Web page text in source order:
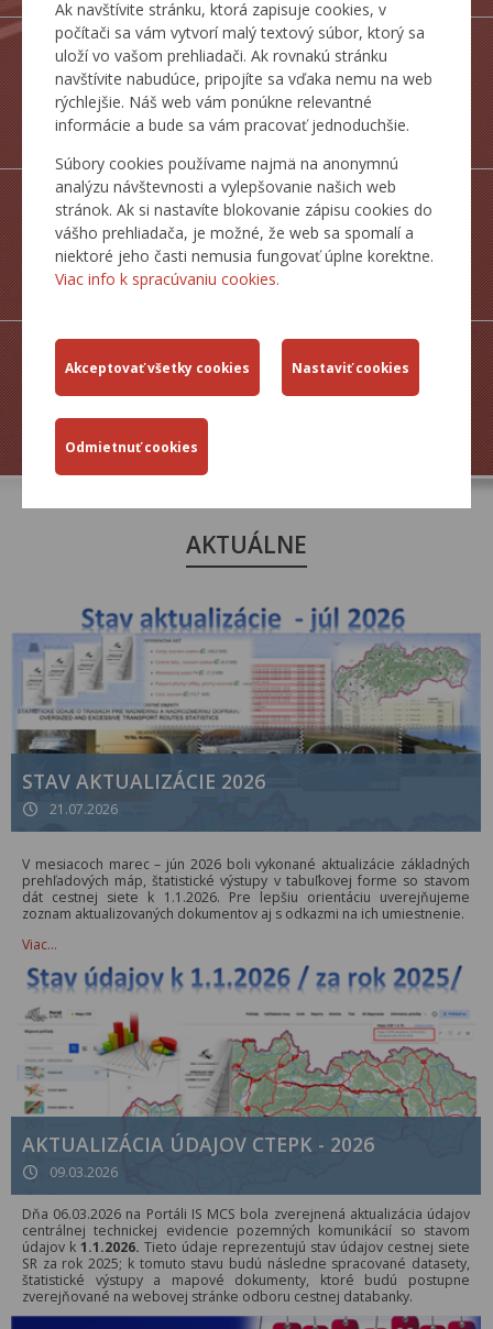
Ak navštívite stránku, ktorá zapisuje cookies, v
počítači sa vám vytvorí malý textový súbor, ktorý sa
uloží vo vašom prehliadači. Ak rovnakú stránku
navštívite nabudúce, pripojíte sa vďaka nemu na web
rýchlejšie. Náš web vám ponúkne relevantné
informácie a bude sa vám pracovať jednoduchšie.
Súbory cookies používame najmä na anonymnú
analýzu návštevnosti a vylepšovanie našich web
stránok. Ak si nastavíte blokovanie zápisu cookies do
vášho prehliadača, je možné, že web sa spomalí a
niektoré jeho časti nemusia fungovať úplne korektne.
Viac info k spracúvaniu cookies.
ŠTATISTICKÉ
PREHĽADY
MAPY CESTNEJ
SIETE SR
ZJAZDNOSŤ.SK
AKTUÁLNE
STAV AKTUALIZÁCIE 2026
21.07.2026
V mesiacoch marec – jún 2026 boli vykonané aktualizácie základných
prehľadových máp, štatistické výstupy v tabuľkovej forme so stavom
dát cestnej siete k 1.1.2026. Pre lepšiu orientáciu uverejňujeme
zoznam aktualizovaných dokumentov aj s odkazmi na ich umiestnenie.
Viac…
AKTUALIZÁCIA ÚDAJOV CTEPK - 2026
09.03.2026
Dňa 06.03.2026 na Portáli IS MCS bola zverejnená aktualizácia údajov
centrálnej technickej evidencie pozemných komunikácií so stavom
údajov k 1.1.2026. Tieto údaje reprezentujú stav údajov cestnej siete
SR za rok 2025; k tomuto stavu budú následne spracované datasety,
štatistické výstupy a mapové dokumenty, ktoré budú postupne
zverejňované na webovej stránke odboru cestnej databanky.